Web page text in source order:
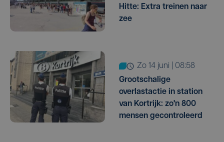
Hitte: Extra treinen naar
zee
zo 14 juni | 08:58
Grootschalige
overlastactie in station
van Kortrijk: zo'n 800
mensen gecontroleerd